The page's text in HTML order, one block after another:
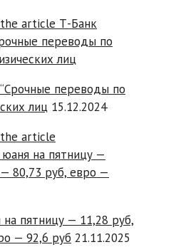
переводы по
лиц 15.12.2024
пятницу — 11,28 руб,
— 92,6 руб 21.11.2025